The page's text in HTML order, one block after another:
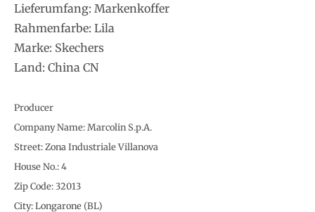
Lieferumfang: Markenkoffer
Rahmenfarbe: Lila
Marke: Skechers
Land: China CN
Producer
Company Name: Marcolin S.p.A.
Street: Zona Industriale Villanova
House No.: 4
Zip Code: 32013
City: Longarone (BL)